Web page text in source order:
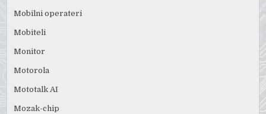
Mobilni operateri
Mobiteli
Monitor
Motorola
Mototalk AI
Mozak-chip